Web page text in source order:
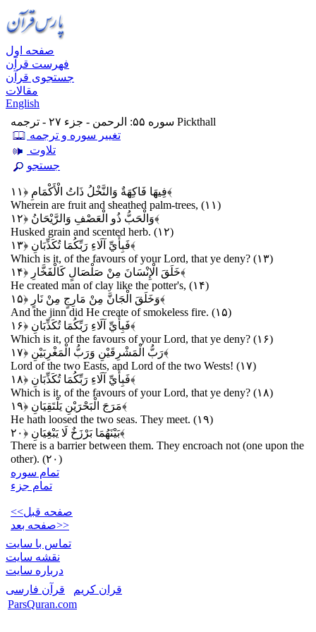
صفحه اول
فهرست قرآن
جستجوی قرآن
مقالات
English
سوره ۵۵: الرحمن - جزء ۲۷ - ترجمه Pickthall
تغيير سوره و ترجمه
تلاوت
جستجو
فِيهَا فَاكِهَةٌ وَالنَّخْلُ ذَاتُ الْأَكْمَامِ﴿۱۱﴾
Wherein are fruit and sheathed palm-trees, (۱۱)
وَالْحَبُّ ذُو الْعَصْفِ وَالرَّيْحَانُ﴿۱۲﴾
Husked grain and scented herb. (۱۲)
فَبِأَيِّ آلَاءِ رَبِّكُمَا تُكَذِّبَانِ﴿۱۳﴾
Which is it, of the favours of your Lord, that ye deny? (۱۳)
خَلَقَ الْإِنْسَانَ مِنْ صَلْصَالٍ كَالْفَخَّارِ﴿۱۴﴾
He created man of clay like the potter's, (۱۴)
وَخَلَقَ الْجَانَّ مِنْ مَارِجٍ مِنْ نَارٍ﴿۱۵﴾
And the jinn did He create of smokeless fire. (۱۵)
فَبِأَيِّ آلَاءِ رَبِّكُمَا تُكَذِّبَانِ﴿۱۶﴾
Which is it, of the favours of your Lord, that ye deny? (۱۶)
رَبُّ الْمَشْرِقَيْنِ وَرَبُّ الْمَغْرِبَيْنِ﴿۱۷﴾
Lord of the two Easts, and Lord of the two Wests! (۱۷)
فَبِأَيِّ آلَاءِ رَبِّكُمَا تُكَذِّبَانِ﴿۱۸﴾
Which is it, of the favours of your Lord, that ye deny? (۱۸)
مَرَجَ الْبَحْرَيْنِ يَلْتَقِيَانِ﴿۱۹﴾
He hath loosed the two seas. They meet. (۱۹)
بَيْنَهُمَا بَرْزَخٌ لَا يَبْغِيَانِ﴿۲۰﴾
There is a barrier between them. They encroach not (one upon the
other). (۲۰)
تمام سوره
تمام جزء
<<صفحه قبل
صفحه بعد>>
تماس با سایت
نقشه سايت
درباره سایت
قران کریم
قرآن فارسی
ParsQuran.com